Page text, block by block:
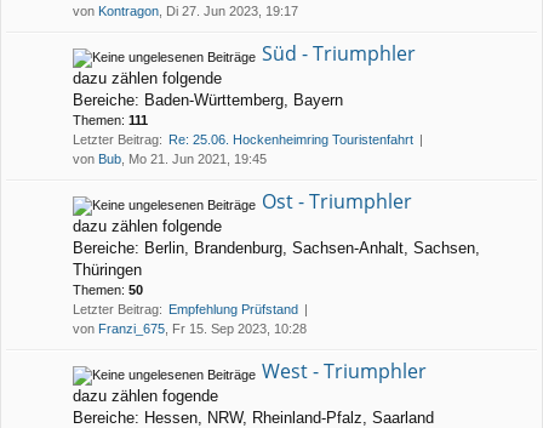
von Kontragon , Di 27. Jun 2023, 19:17
Süd - Triumphler
dazu zählen folgende
Bereiche: Baden-Württemberg, Bayern
Themen: 111
Letzter Beitrag: Re: 25.06. Hockenheimring Touristenfahrt
von Bub , Mo 21. Jun 2021, 19:45
Ost - Triumphler
dazu zählen folgende
Bereiche: Berlin, Brandenburg, Sachsen-Anhalt, Sachsen,
Thüringen
Themen: 50
Letzter Beitrag: Empfehlung Prüfstand
von Franzi_675 , Fr 15. Sep 2023, 10:28
West - Triumphler
dazu zählen fogende
Bereiche: Hessen, NRW, Rheinland-Pfalz, Saarland